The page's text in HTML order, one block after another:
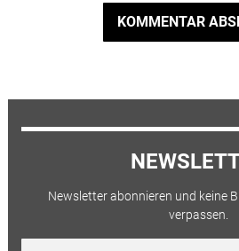
KOMMENTAR
Newsletter abonnieren und keine
verpassen.